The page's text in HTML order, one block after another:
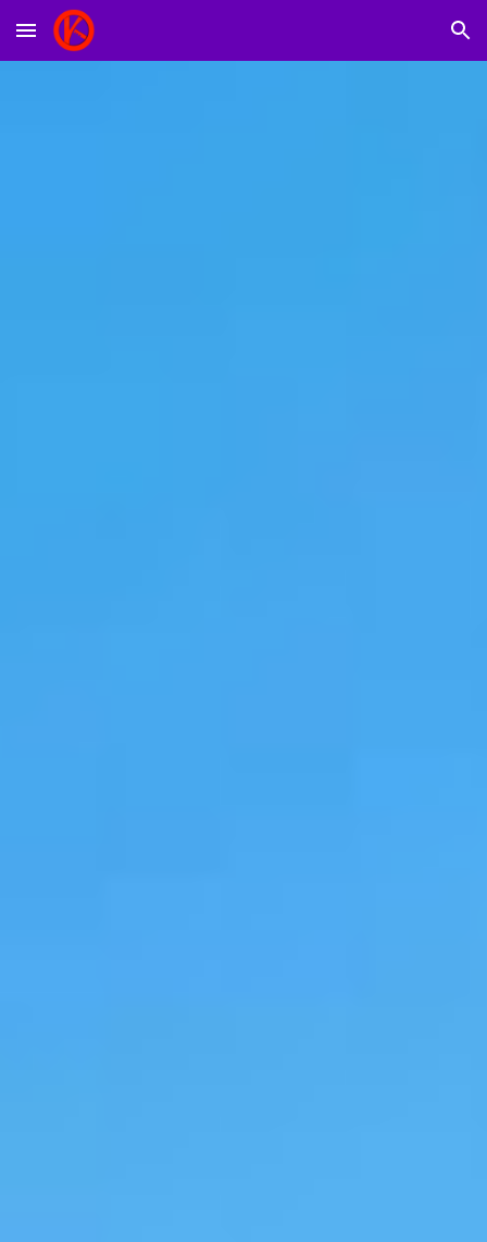
Skip to main content Skip to navigation